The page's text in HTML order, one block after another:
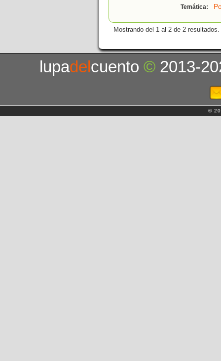
Temática:
Mostrando del 1 al 2 de 2 resultados.
lupadelcuento© 2013-
©